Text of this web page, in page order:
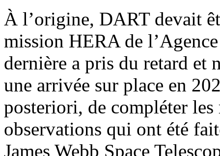
À l’origine, DART devait
mission HERA de
dernière a pris du retard et
une arrivée sur place en
posteriori, de compléter les
observations qui ont été
James Webb Space